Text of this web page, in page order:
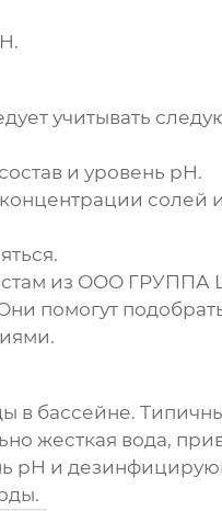
учитывать
и уровень pH.
солей и
из ООО ГРУППА
помогут
в бассейне.
жесткая вода,
pH и